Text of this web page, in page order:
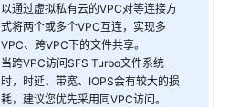
以通过虚拟私有云的VPC对等连接方
式将两个或多个VPC互连，实现多
VPC、跨VPC下的文件共享。
当跨VPC访问SFS Turbo文件系统
时，时延、带宽、IOPS会有较大的损
耗，建议您优先采用同VPC访问。